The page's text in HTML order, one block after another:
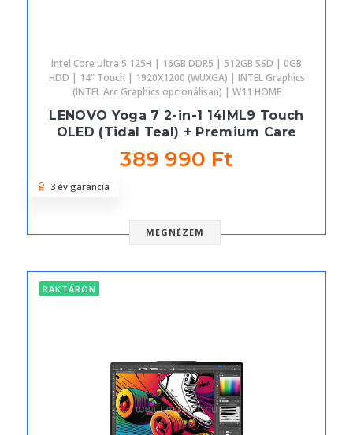
Intel Core Ultra 5 125H | 16GB DDR5 | 512GB SSD | 0GB
HDD | 14" Touch | 1920X1200 (WUXGA) | INTEL Graphics
(INTEL Arc Graphics opcionálisan) | W11 HOME
LENOVO Yoga 7 2-in-1 14IML9 Touch
OLED (Tidal Teal) + Premium Care
389 990 Ft
MEGNÉZEM
3 év garancia
RAKTÁRON